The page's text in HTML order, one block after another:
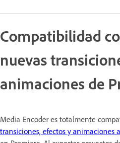
Compatibilidad
nuevas
animaciones de
Media Encoder es totalmente
transiciones, efectos y animaciones